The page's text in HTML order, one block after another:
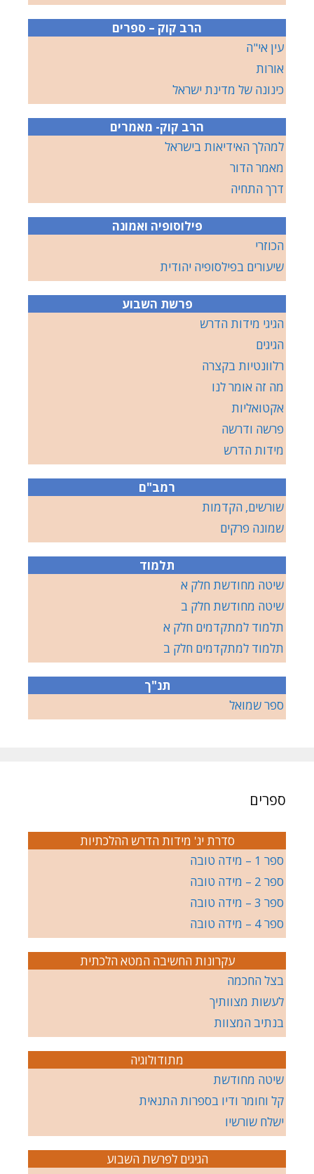
הרב קוק – ספרים
עין אי"ה
אורות
כינונה של מדינת ישראל
הרב קוק- מאמרים
למהלך האידיאות בישראל
מאמר הדור
דרך התחיה
פילוסופיה ואמונה
הכוזרי
שיעורים בפילסופיה יהודית
פרשת השבוע
הגיגי מידות הדרש
הגיגים
רלוונטיות בקצרה
מה זה אומר לנו
אקטואליות
פרשה ודרשה
מידות הדרש
רמב"ם
שורשים, הקדמות
שמונה פרקים
תלמוד
שיטה מחודשת חלק א
שיטה מחודשת חלק ב
תלמוד למתקדמים חלק א
תלמוד למתקדמים חלק ב
תנ"ך
ספר שמואל
ספרים
סדרת יג' מידות הדרש ההלכתיות
ספר 1 – מידה טובה
ספר 2 – מידה טובה
ספר 3 – מידה טובה
ספר 4 – מידה טובה
עקרונות החשיבה המטא הלכתית
בצל החכמה
לעשות מצוותיך
בנתיב המצוות
מתודולוגיה
שיטה מחודשת
קל וחומר ודיו בספרות התנאית
ישלח שורשיו
הגיגים לפרשת השבוע